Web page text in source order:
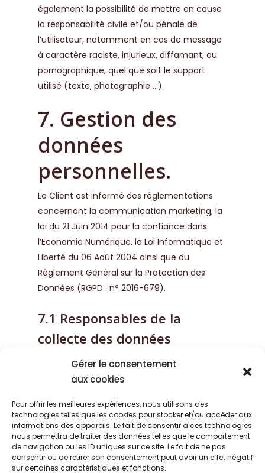
Gérer le consentement
aux cookies
Pour offrir les meilleures expériences, nous utilisons des
technologies telles que les cookies pour stocker et/ou accéder aux
informations des appareils. Le fait de consentir à ces technologies
nous permettra de traiter des données telles que le comportement
de navigation ou les ID uniques sur ce site. Le fait de ne pas
consentir ou de retirer son consentement peut avoir un effet négatif
sur certaines caractéristiques et fonctions.
également la possibilité de mettre en cause
la responsabilité civile et/ou pénale de
l’utilisateur, notamment en cas de message
à caractère raciste, injurieux, diffamant, ou
pornographique, quel que soit le support
utilisé (texte, photographie …).
7. Gestion des
données
personnelles.
Le Client est informé des réglementations
concernant la communication marketing, la
loi du 21 Juin 2014 pour la confiance dans
l’Economie Numérique, la Loi Informatique et
Liberté du 06 Août 2004 ainsi que du
Règlement Général sur la Protection des
Données (RGPD : n° 2016-679).
7.1 Responsables de la
collecte des données
personnelles
Pour les Données Personnelles collectées
personnel de l’Utilisateur et de sa navigation
sur le Site, le responsable du traitement des
Données Personnelles est : Noiseraie
Productions.https://artisansnoisetiers.frest